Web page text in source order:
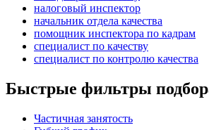
налоговый инспектор
начальник отдела качества
помощник инспектора по кадрам
специалист по качеству
специалист по контролю качества
Быстрые фильтры
Частичная занятость